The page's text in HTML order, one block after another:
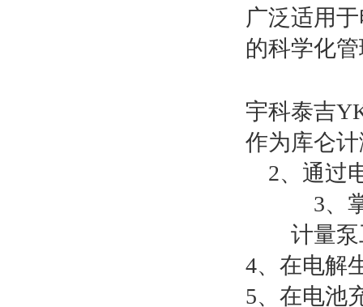
广泛适用
的科学化
宇科泰吉
作为库仑
2、通过
3、
计量
4、在电解
5、在电池